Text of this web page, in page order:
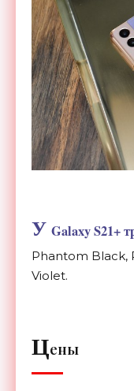
У Galaxy S21+
Phantom Black,
Violet.
Цены